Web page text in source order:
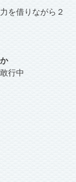
を借りながら２
行中